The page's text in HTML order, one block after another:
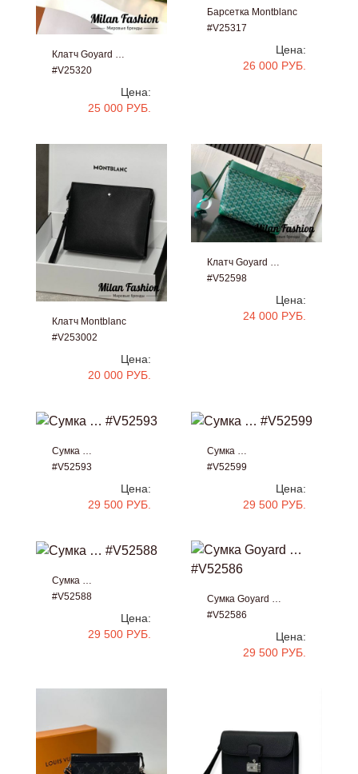
Клатч Goyard …
#V25320
Цена:
25 000 РУБ.
Барсетка Montblanc
#V25317
Цена:
26 000 РУБ.
Клатч Montblanc
#V253002
Цена:
20 000 РУБ.
Клатч Goyard …
#V52598
Цена:
24 000 РУБ.
Сумка …
#V52593
Цена:
29 500 РУБ.
Сумка …
#V52599
Цена:
29 500 РУБ.
Сумка …
#V52588
Цена:
29 500 РУБ.
Сумка Goyard …
#V52586
Цена:
29 500 РУБ.